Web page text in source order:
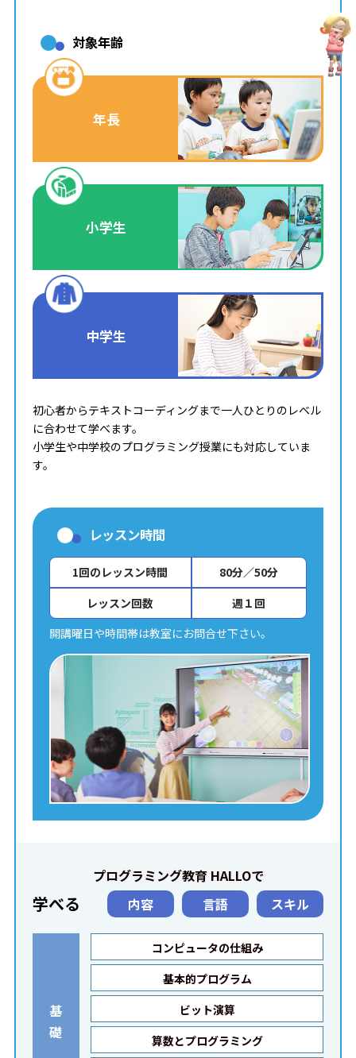
対象年齢
年長
小学生
中学生
初心者からテキストコーディングまで一人ひとりのレベル
に合わせて学べます。
小学生や中学校のプログラミング授業にも対応していま
す。
レッスン時間
1回のレッスン時間
80分／50分
レッスン回数
週１回
開講曜日や時間帯は教室にお問合せ下さい。
プログラミング教育 HALLOで
学べる 内容 言語 スキル
基
礎
コンピュータの仕組み
基本的プログラム
ビット演算
算数とプログラミング